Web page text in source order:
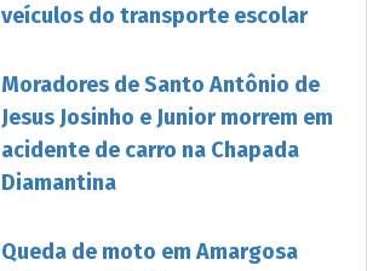
veículos do transporte escolar
Moradores de Santo Antônio de
Jesus Josinho e Junior morrem em
acidente de carro na Chapada
Diamantina
Queda de moto em Amargosa